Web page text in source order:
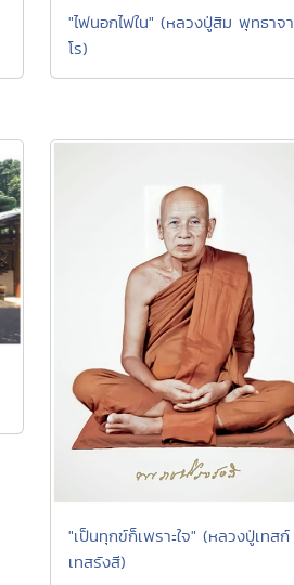
"ไฟนอกไฟใน" (หลวงปู่สิม พุทธาจา
โร)
"เป็นทุกข์ก็เพราะใจ" (หลวงปู่เทสก์
เทสรังสี)